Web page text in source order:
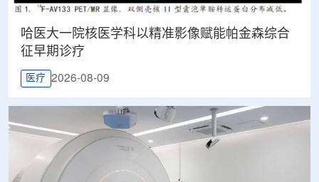
哈医大一院核医学科以精准影像赋能帕金森综合
征早期诊疗
医疗 2026-08-09